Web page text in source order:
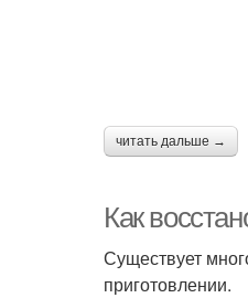
читать дальше →
Как
Существует
приготовлении.